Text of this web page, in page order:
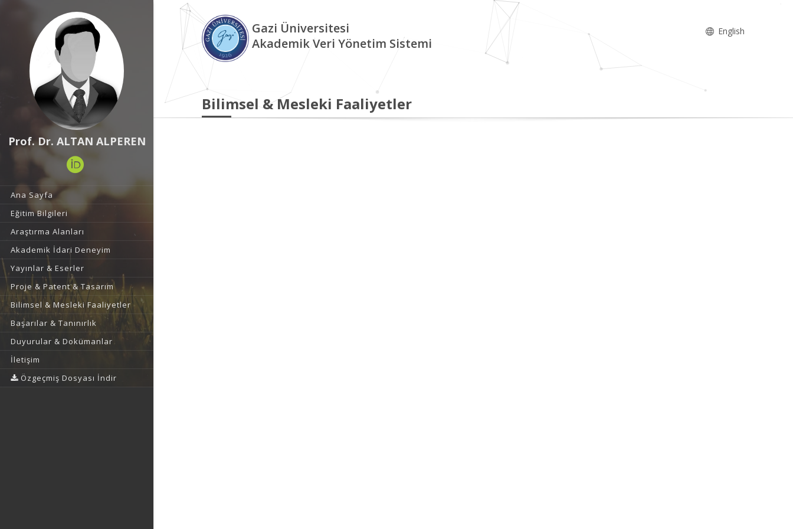
Prof. Dr. ALTAN ALPEREN
Ana Sayfa
Eğitim Bilgileri
Araştırma Alanları
Akademik İdari Deneyim
Yayınlar & Eserler
Proje & Patent & Tasarım
Bilimsel & Mesleki Faaliyetler
Başarılar & Tanınırlık
Duyurular & Dokümanlar
İletişim
Özgeçmiş Dosyası İndir
Gazi Üniversitesi
Akademik Veri Yönetim Sistemi
English
Bilimsel & Mesleki Faaliyetler